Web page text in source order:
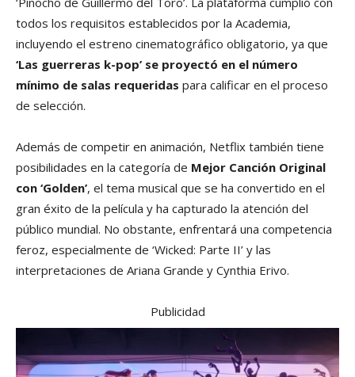
todos los requisitos establecidos por la Academia,
incluyendo el estreno cinematográfico obligatorio, ya que
‘Las guerreras k-pop’ se proyectó en el número
mínimo de salas requeridas para calificar en el proceso
de selección.
Además de competir en animación, Netflix también tiene
posibilidades en la categoría de Mejor Canción Original
con ‘Golden’, el tema musical que se ha convertido en el
gran éxito de la película y ha capturado la atención del
público mundial. No obstante, enfrentará una competencia
feroz, especialmente de ‘Wicked: Parte II’ y las
interpretaciones de Ariana Grande y Cynthia Erivo.
Publicidad